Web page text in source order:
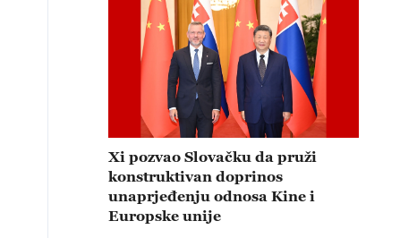
Xi pozvao Slovačku da pruži
konstruktivan doprinos
unaprjeđenju odnosa Kine i
Europske unije